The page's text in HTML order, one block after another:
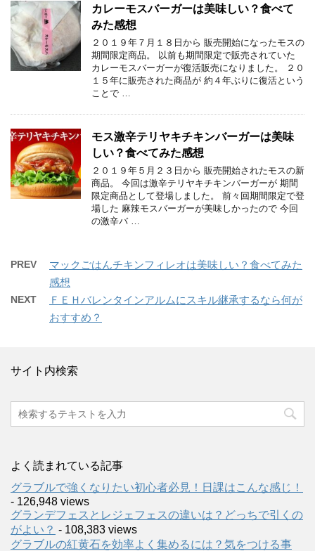
カレーモスバーガーは美味しい？食べて
みた感想
２０１９年７月１８日から 販売開始になったモスの
期間限定商品。 以前も期間限定で販売されていた
カレーモスバーガーが復活販売になりました。 ２０
１５年に販売された商品が 約４年ぶりに復活という
ことで …
モス激辛テリヤキチキンバーガーは美味
しい？食べてみた感想
２０１９年５月２３日から 販売開始されたモスの新
商品。 今回は激辛テリヤキチキンバーガーが 期間
限定商品として登場しました。 前々回期間限定で登
場した 麻辣モスバーガーが美味しかったので 今回
の激辛バ …
PREV
マックごはんチキンフィレオは美味しい？食べてみた
感想
NEXT
ＦＥＨバレンタインアルムにスキル継承するなら何が
おすすめ？
サイト内検索
よく読まれている記事
グラブルで強くなりたい初心者必見！日課はこんな感じ！
- 126,948 views
グランデフェスとレジェフェスの違いは？どっちで引くの
がよい？ - 108,383 views
グラブルの紅黄石を効率よく集めるには？気をつける事